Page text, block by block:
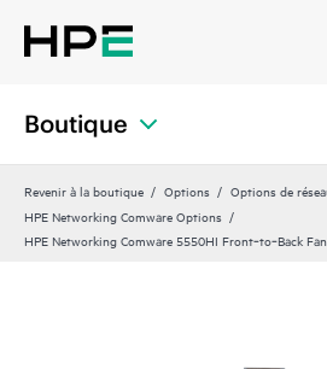
Boutique
Revenir à la boutique Options Options de
HPE Networking Comware Options
HPE Networking Comware 5550HI Front‑to‑Back